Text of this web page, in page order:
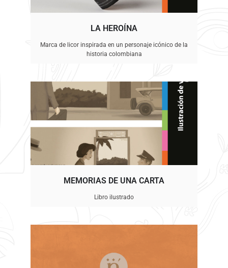
LA HEROÍNA
Marca de licor inspirada en un personaje icónico de la
historia colombiana
MEMORIAS DE UNA CARTA
Libro ilustrado